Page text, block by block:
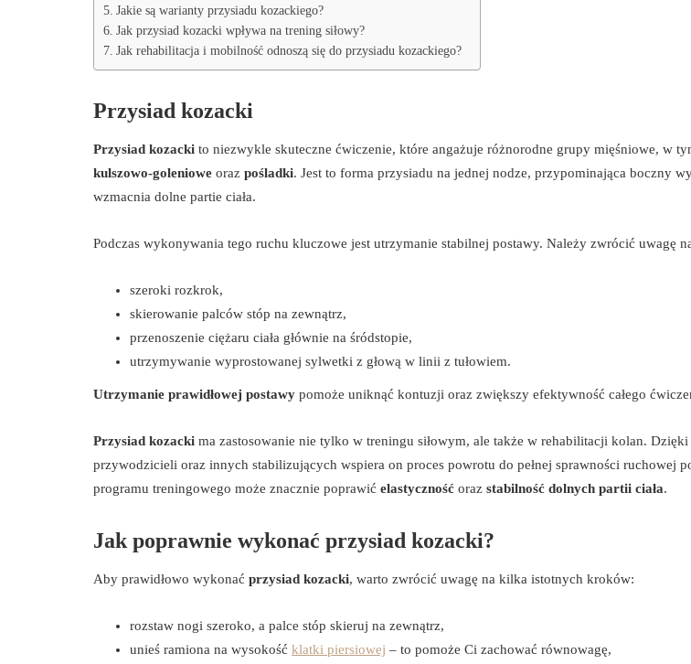
Jakie są warianty przysiadu kozackiego?
Jak przysiad kozacki wpływa na trening siłowy?
Jak rehabilitacja i mobilność odnoszą się do przysiadu kozackiego?
Przysiad kozacki
Przysiad kozacki to niezwykle skuteczne ćwiczenie, które angażuje różnorodne grupy mięśniowe, w
kulszowo-goleniowe oraz pośladki. Jest to forma przysiadu na jednej nodze, przypominająca boczny
wzmacnia dolne partie ciała.
Podczas wykonywania tego ruchu kluczowe jest utrzymanie stabilnej postawy. Należy zwrócić uwagę
szeroki rozkrok,
skierowanie palców stóp na zewnątrz,
przenoszenie ciężaru ciała głównie na śródstopie,
utrzymywanie wyprostowanej sylwetki z głową w linii z tułowiem.
Utrzymanie prawidłowej postawy pomoże uniknąć kontuzji oraz zwiększy efektywność całego
Przysiad kozacki ma zastosowanie nie tylko w treningu siłowym, ale także w rehabilitacji kolan.
przywodzicieli oraz innych stabilizujących wspiera on proces powrotu do pełnej sprawności ruchowej
programu treningowego może znacznie poprawić elastyczność oraz stabilność dolnych partii ciała.
Jak poprawnie wykonać przysiad kozacki?
Aby prawidłowo wykonać przysiad kozacki, warto zwrócić uwagę na kilka istotnych kroków:
rozstaw nogi szeroko, a palce stóp skieruj na zewnątrz,
unieś ramiona na wysokość klatki piersiowej – to pomoże Ci zachować równowagę,